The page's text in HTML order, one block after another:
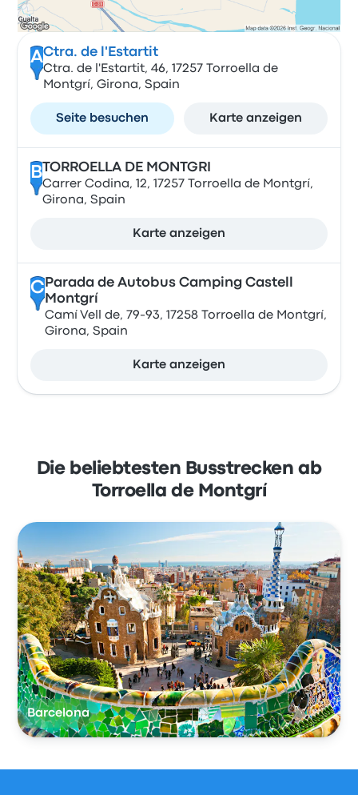
ACtra. de l'Estartit
Ctra. de l'Estartit, 46, 17257 Torroella de
Montgrí, Girona, Spain
Seite besuchen Karte anzeigen
B TORROELLA DE MONTGRI
Carrer Codina, 12, 17257 Torroella de Montgrí,
Girona, Spain
Karte anzeigen
CParada de Autobus Camping Castell
Montgrí
Camí Vell de, 79-93, 17258 Torroella de Montgrí,
Girona, Spain
Karte anzeigen
Die beliebtesten Busstrecken ab
Torroella de Montgrí
Barcelona